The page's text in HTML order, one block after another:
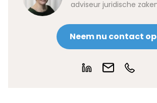
adviseur juridische
Neem nu contact op